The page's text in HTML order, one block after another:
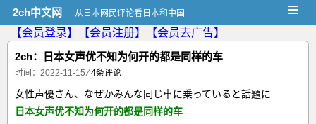
2ch中文网 从日本网民评论看日本和中国 ≡
【会员登录】 【会员注册】
【会员去广告】
2ch：日本女声优不知为何开的都是同样的车
时间：2022-11-15 ⁄4条评论
女性声優さん、なぜかみんな同じ車に乗っていると話題に
日本女声优不知为何开的都是同样的车